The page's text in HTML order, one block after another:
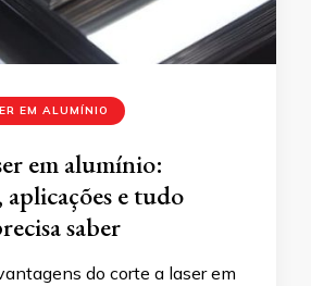
EM ALUMÍNIO
em alumínio:
aplicações e tudo
saber
do corte a laser em